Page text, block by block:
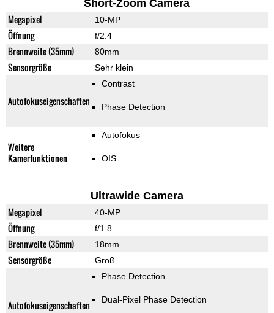
Short-Zoom Camera
Megapixel 10-MP
Öffnung f/2.4
Brennweite (35mm) 80mm
Sensorgröße Sehr klein
Autofokuseigenschaften
Contrast
Phase Detection
Weitere
Kamerfunktionen
Autofokus
OIS
Ultrawide Camera
Megapixel 40-MP
Öffnung f/1.8
Brennweite (35mm) 18mm
Sensorgröße Groß
Autofokuseigenschaften
Phase Detection
Dual-Pixel Phase Detection